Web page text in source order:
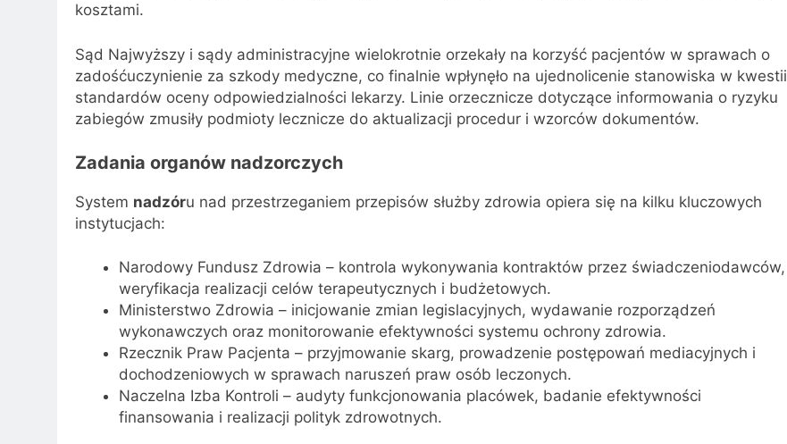
kosztami.
Sąd Najwyższy i sądy administracyjne wielokrotnie orzekały na korzyść pacjentów w sprawach o
zadośćuczynienie za szkody medyczne, co finalnie wpłynęło na ujednolicenie stanowiska w kwestii
standardów oceny odpowiedzialności lekarzy. Linie orzecznicze dotyczące informowania o ryzyku
zabiegów zmusiły podmioty lecznicze do aktualizacji procedur i wzorców dokumentów.
Zadania organów nadzorczych
System nadzóru nad przestrzeganiem przepisów służby zdrowia opiera się na kilku kluczowych
instytucjach:
Narodowy Fundusz Zdrowia – kontrola wykonywania kontraktów przez świadczeniodawców,
weryfikacja realizacji celów terapeutycznych i budżetowych.
Ministerstwo Zdrowia – inicjowanie zmian legislacyjnych, wydawanie rozporządzeń
wykonawczych oraz monitorowanie efektywności systemu ochrony zdrowia.
Rzecznik Praw Pacjenta – przyjmowanie skarg, prowadzenie postępowań mediacyjnych i
dochodzeniowych w sprawach naruszeń praw osób leczonych.
Naczelna Izba Kontroli – audyty funkcjonowania placówek, badanie efektywności
finansowania i realizacji polityk zdrowotnych.